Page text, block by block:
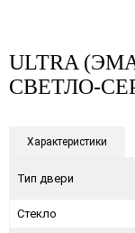
ULTRA
СВЕТЛО-
Характеристики
Тип двери
Стекло